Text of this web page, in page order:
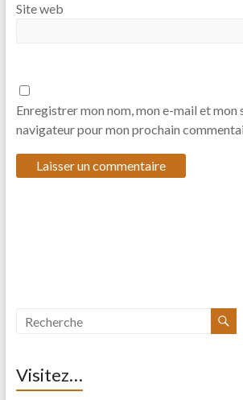
Site web
Enregistrer mon nom, mon e-mail et mon
navigateur pour mon prochain
Visitez…